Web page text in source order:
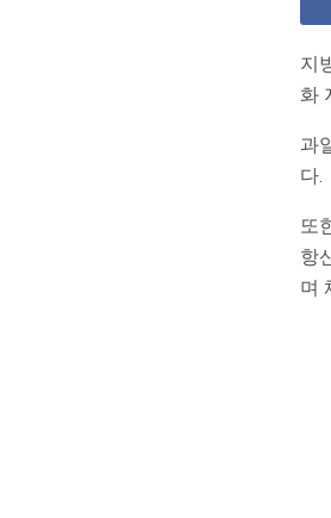
지
화
과
다.
또
항
며